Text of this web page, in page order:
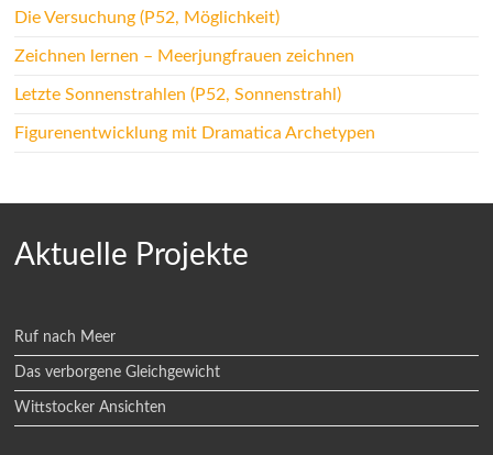
Die Versuchung (P52, Möglichkeit)
Zeichnen lernen – Meerjungfrauen zeichnen
Letzte Sonnenstrahlen (P52, Sonnenstrahl)
Figurenentwicklung mit Dramatica Archetypen
Aktuelle Projekte
Ruf nach Meer
Das verborgene Gleichgewicht
Wittstocker Ansichten